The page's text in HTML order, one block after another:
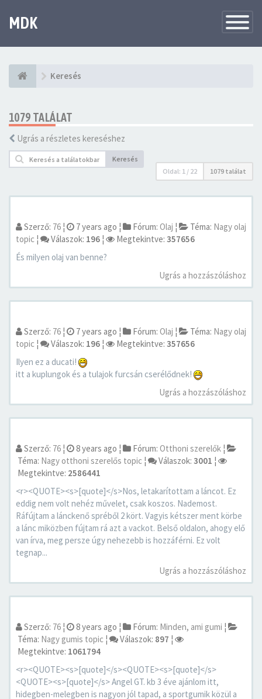
navigáció
MDK
Keresés
1079 TALÁLAT
Ugrás a részletes kereséshez
Keresés
Oldal: 1 / 22 1079 találat
Szerző: 76 ¦ 7 years ago ¦ Fórum: Olaj ¦ Téma: Nagy olaj
topic ¦ Válaszok: 196 ¦ Megtekintve: 357656
És milyen olaj van benne?
Ugrás a hozzászóláshoz
Szerző: 76 ¦ 7 years ago ¦ Fórum: Olaj ¦ Téma: Nagy olaj
topic ¦ Válaszok: 196 ¦ Megtekintve: 357656
Ilyen ez a ducati!
itt a kuplungok és a tulajok furcsán cserélődnek!
Ugrás a hozzászóláshoz
Szerző: 76 ¦ 8 years ago ¦ Fórum: Otthoni szerelők ¦
Téma: Nagy otthoni szerelős topic ¦ Válaszok: 3001 ¦
Megtekintve: 2586441
<r><QUOTE><s>[quote]</s>Nos, letakarítottam a láncot. Ez
eddig nem volt nehéz művelet, csak koszos. Nademost.
Ráfújtam a lánckenő spréből 2 kört. Vagyis kétszer ment körbe
a lánc miközben fújtam rá azt a vackot. Belső oldalon, ahogy elő
van írva, meg persze úgy nehezebb is hozzáférni. Ez volt
tegnap...
Ugrás a hozzászóláshoz
Szerző: 76 ¦ 8 years ago ¦ Fórum: Minden, ami gumi ¦
Téma: Nagy gumis topic ¦ Válaszok: 897 ¦
Megtekintve: 1061794
<r><QUOTE><s>[quote]</s><QUOTE><s>[quote]</s>
<QUOTE><s>[quote]</s> Angel GT. kb 3 éve ajánlom itt,
hidegben-melegben is nagyon jól tapad, a sportgumik közül a